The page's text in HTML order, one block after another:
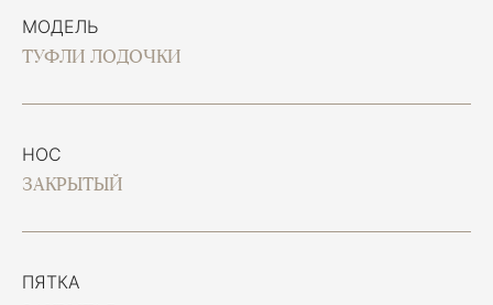
МОДЕЛЬ
ТУФЛИ ЛОДОЧКИ
НОС
ЗАКРЫТЫЙ
ПЯТКА